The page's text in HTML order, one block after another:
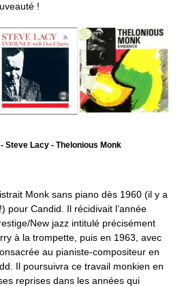
!
Steve Lacy - Thelonious Monk
Monk sans piano dès 1960 (il y a
pour Candid. Il récidivait l’année
New jazz intitulé précisément
à la trompette, puis en 1963, avec
au pianiste-compositeur en
Il poursuivra ce travail monkien en
reprises dans les années qui